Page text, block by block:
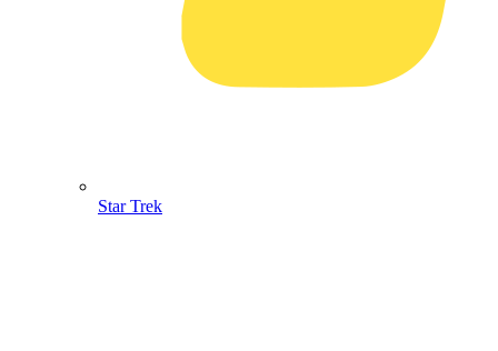
Star Trek